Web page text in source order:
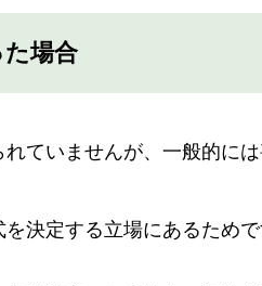
場合
ていませんが、一般的に
決定する立場にあるためで